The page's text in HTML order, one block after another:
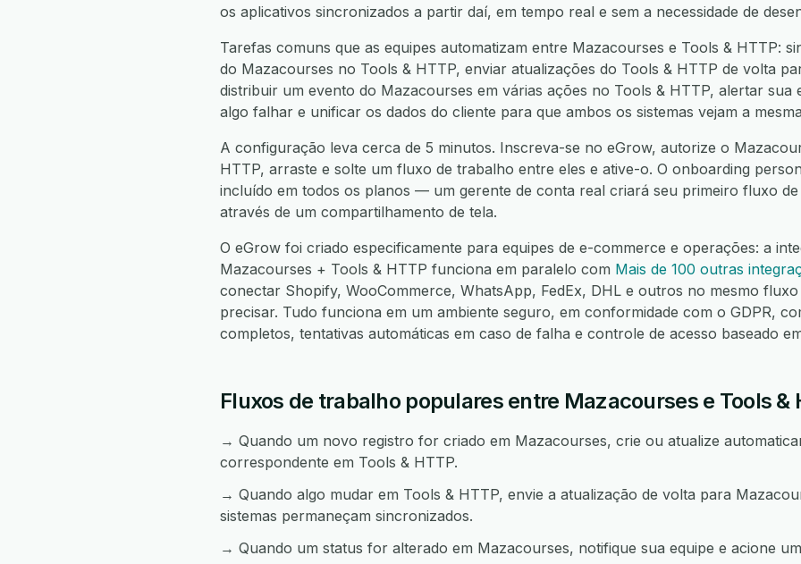
os aplicativos sincronizados a partir daí, em tempo real e sem a necessidade de
Tarefas comuns que as equipes automatizam entre Mazacourses e Tools & HTTP:
do Mazacourses no Tools & HTTP, enviar atualizações do Tools & HTTP de volta
distribuir um evento do Mazacourses em várias ações no Tools & HTTP, alertar sua
algo falhar e unificar os dados do cliente para que ambos os sistemas vejam a
A configuração leva cerca de 5 minutos. Inscreva-se no eGrow, autorize o
HTTP, arraste e solte um fluxo de trabalho entre eles e ative-o. O onboarding
incluído em todos os planos — um gerente de conta real criará seu primeiro fluxo
através de um compartilhamento de tela.
O eGrow foi criado especificamente para equipes de e-commerce e operações: a
Mazacourses + Tools & HTTP funciona em paralelo com Mais de 100 outras
conectar Shopify, WooCommerce, WhatsApp, FedEx, DHL e outros no mesmo
precisar. Tudo funciona em um ambiente seguro, em conformidade com o GDPR,
completos, tentativas automáticas em caso de falha e controle de acesso baseado
Fluxos de trabalho populares entre Mazacourses e Tools &
→ Quando um novo registro for criado em Mazacourses, crie ou atualize
correspondente em Tools & HTTP.
→ Quando algo mudar em Tools & HTTP, envie a atualização de volta para
sistemas permaneçam sincronizados.
→ Quando um status for alterado em Mazacourses, notifique sua equipe e acione